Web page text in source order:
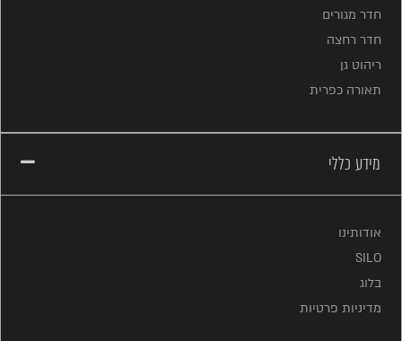
חדר מגורים
חדר רחצה
ריהוט גן
תאורה כפרית
מידע כללי
אודותינו
SILO
בלוג
מדיניות פרטיות